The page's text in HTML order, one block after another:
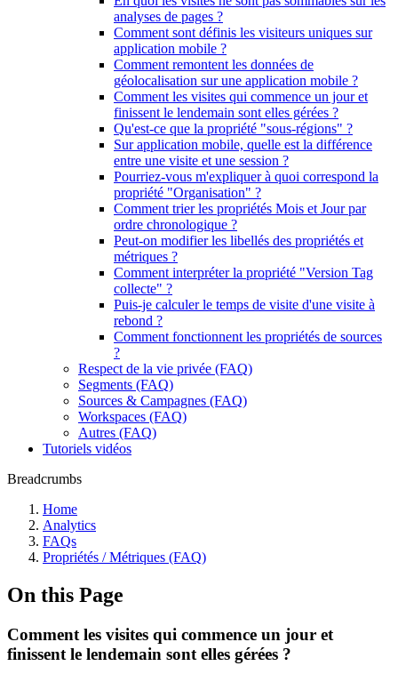
analyses de pages ?
Comment sont définis les visiteurs uniques sur
application mobile ?
Comment remontent les données de
géolocalisation sur une application mobile ?
Comment les visites qui commence un jour et
finissent le lendemain sont elles gérées ?
Qu'est-ce que la propriété "sous-régions" ?
Sur application mobile, quelle est la différence
entre une visite et une session ?
Pourriez-vous m'expliquer à quoi correspond la
propriété "Organisation" ?
Comment trier les propriétés Mois et Jour par
ordre chronologique ?
Peut-on modifier les libellés des propriétés et
métriques ?
Comment interpréter la propriété "Version Tag
collecte" ?
Puis-je calculer le temps de visite d'une visite à
rebond ?
Comment fonctionnent les propriétés de sources
?
Respect de la vie privée (FAQ)
Segments (FAQ)
Sources & Campagnes (FAQ)
Workspaces (FAQ)
Autres (FAQ)
Tutoriels vidéos
Breadcrumbs
Home
Analytics
FAQs
Propriétés / Métriques (FAQ)
On this Page
Comment les visites qui commence un jour et
finissent le lendemain sont elles gérées ?